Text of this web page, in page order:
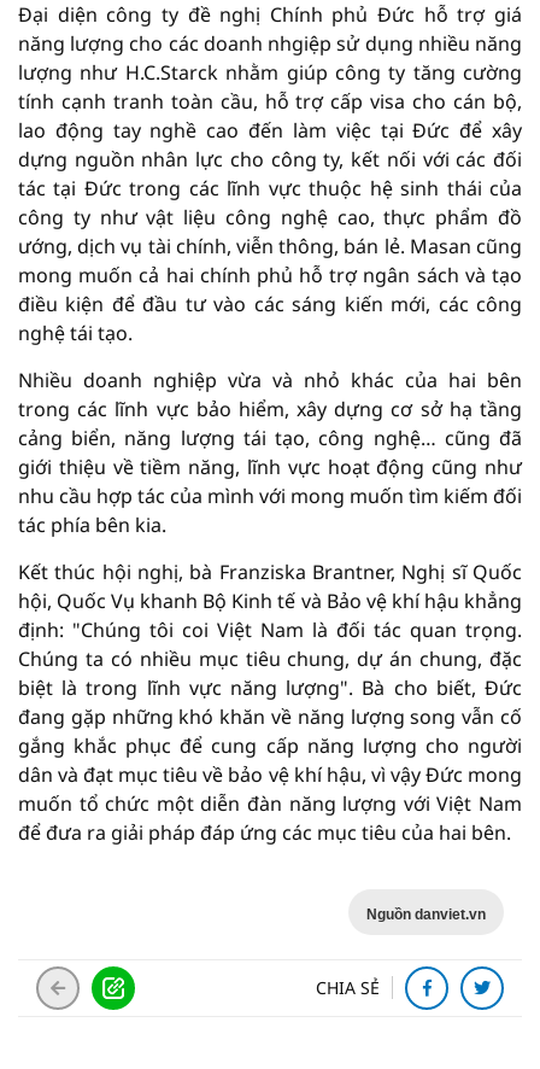
Đại diện công ty đề nghị Chính phủ Đức hỗ trợ giá
năng lượng cho các doanh nhgiệp sử dụng nhiều năng
lượng như H.C.Starck nhằm giúp công ty tăng cường
tính cạnh tranh toàn cầu, hỗ trợ cấp visa cho cán bộ,
lao động tay nghề cao đến làm việc tại Đức để xây
dựng nguồn nhân lực cho công ty, kết nối với các đối
tác tại Đức trong các lĩnh vực thuộc hệ sinh thái của
công ty như vật liệu công nghệ cao, thực phẩm đồ
ướng, dịch vụ tài chính, viễn thông, bán lẻ. Masan cũng
mong muốn cả hai chính phủ hỗ trợ ngân sách và tạo
điều kiện để đầu tư vào các sáng kiến mới, các công
nghệ tái tạo.
Nhiều doanh nghiệp vừa và nhỏ khác của hai bên
trong các lĩnh vực bảo hiểm, xây dựng cơ sở hạ tầng
cảng biển, năng lượng tái tạo, công nghệ… cũng đã
giới thiệu về tiềm năng, lĩnh vực hoạt động cũng như
nhu cầu hợp tác của mình với mong muốn tìm kiếm đối
tác phía bên kia.
Kết thúc hội nghị, bà Franziska Brantner, Nghị sĩ Quốc
hội, Quốc Vụ khanh Bộ Kinh tế và Bảo vệ khí hậu khẳng
định: "Chúng tôi coi Việt Nam là đối tác quan trọng.
Chúng ta có nhiều mục tiêu chung, dự án chung, đặc
biệt là trong lĩnh vực năng lượng". Bà cho biết, Đức
đang gặp những khó khăn về năng lượng song vẫn cố
gắng khắc phục để cung cấp năng lượng cho người
dân và đạt mục tiêu về bảo vệ khí hậu, vì vậy Đức mong
muốn tổ chức một diễn đàn năng lượng với Việt Nam
để đưa ra giải pháp đáp ứng các mục tiêu của hai bên.
Nguồn danviet.vn
CHIA SẺ